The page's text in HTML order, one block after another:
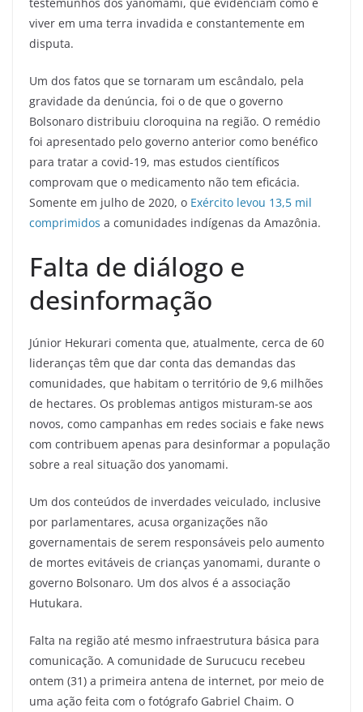
testemunhos dos yanomami, que evidenciam como é
viver em uma terra invadida e constantemente em
disputa.
Um dos fatos que se tornaram um escândalo, pela
gravidade da denúncia, foi o de que o governo
Bolsonaro distribuiu cloroquina na região. O remédio
foi apresentado pelo governo anterior como benéfico
para tratar a covid-19, mas estudos científicos
comprovam que o medicamento não tem eficácia.
Somente em julho de 2020, o Exército levou 13,5 mil
comprimidos a comunidades indígenas da Amazônia.
Falta de diálogo e
desinformação
Júnior Hekurari comenta que, atualmente, cerca de 60
lideranças têm que dar conta das demandas das
comunidades, que habitam o território de 9,6 milhões
de hectares. Os problemas antigos misturam-se aos
novos, como campanhas em redes sociais e fake news
com contribuem apenas para desinformar a população
sobre a real situação dos yanomami.
Um dos conteúdos de inverdades veiculado, inclusive
por parlamentares, acusa organizações não
governamentais de serem responsáveis pelo aumento
de mortes evitáveis de crianças yanomami, durante o
governo Bolsonaro. Um dos alvos é a associação
Hutukara.
Falta na região até mesmo infraestrutura básica para
comunicação. A comunidade de Surucucu recebeu
ontem (31) a primeira antena de internet, por meio de
uma ação feita com o fotógrafo Gabriel Chaim. O